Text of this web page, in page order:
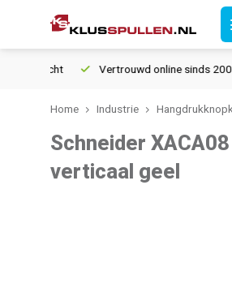
Vertrouwd online sinds 2006
Home Industrie
Schneider
verticaal geel